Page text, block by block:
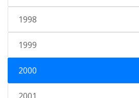
1998
1999
2000